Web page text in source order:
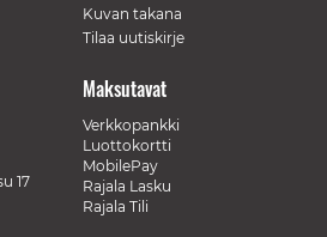
Kuvan takana
Tilaa uutiskirje
Maksutavat
Verkkopankki
Luottokortti
MobilePay
Rajala Lasku
Rajala Tili
17